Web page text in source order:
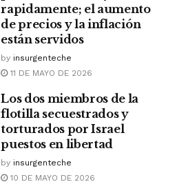
rapidamente; el aumento
de precios y la inflación
están servidos
by insurgenteche
11 DE MAYO DE 2026
Los dos miembros de la
flotilla secuestrados y
torturados por Israel
puestos en libertad
by insurgenteche
10 DE MAYO DE 2026